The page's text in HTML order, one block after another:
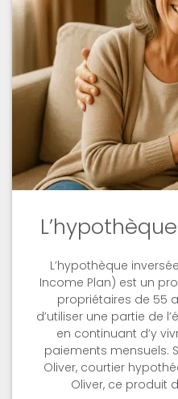
L’hypothèque
Income Plan) est un
propriétaires de 55
d’utiliser une partie de
en continuant d’y
paiements mensuels.
Oliver, courtier
Oliver, ce produit